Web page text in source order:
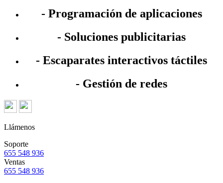
- Programación de aplicaciones
- Soluciones publicitarias
- Escaparates interactivos táctiles
- Gestión de redes
Llámenos
Soporte
655 548 936
Ventas
655 548 936